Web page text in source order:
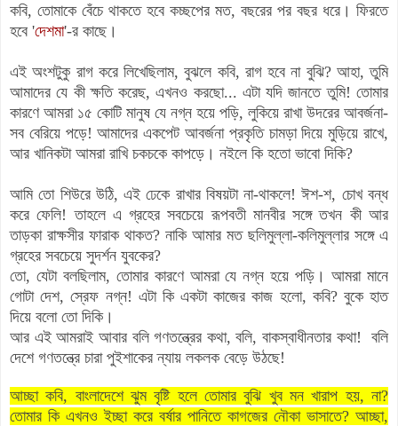
কবি, তোমাকে বেঁচে থাকতে হবে কচ্ছপের মত, বছরের পর বছর ধরে। ফিরতে
হবে 'দেশমা'-র কাছে।
এই অংশটুকু রাগ করে লিখেছিলাম, বুঝলে কবি, রাগ হবে না বুঝি? আহা, তুমি
আমাদেরযে কী ক্ষতি করেছ, এখনও করছো... এটা যদি জানতে তুমি! তোমার
কারণে আমরা ১৫ কোটি মানুষ যে নগ্ন হয়ে পড়ি, লুকিয়ে রাখা উদরের আবর্জনা-
সব বেরিয়ে পড়ে! আমাদের একপেট আবর্জনা প্রকৃতি চামড়া দিয়ে মুড়িয়ে রাখে,
আর খানিকটা আমরা রাখি চকচকে কাপড়ে। নইলে কি হতো ভাবো দিকি?
আমি তো শিউরে উঠি, এই ঢেকে রাখার বিষয়টা না-থাকলে! ঈশ-শ, চোখ বন্ধ
করে ফেলি! তাহলে এ গ্রহের সবচেয়ে রূপবতী মানবীর সঙ্গে তখন কী আর
তাড়কা রাক্ষসীর ফারাক থাকত? নাকি আমার মত ছলিমুল্লা-কলিমুল্লার সঙ্গে এ
গ্রহের সবচেয়ে সুদর্শন যুবকের?
তো, যেটা বলছিলাম, তোমার কারণে আমরা যে নগ্ন হয়ে পড়ি। আমরা মানে
গোটা দেশ, স্রেফ নগ্ন! এটা কি একটা কাজের কাজ হলো, কবি? বুকে হাত
দিয়ে বলো তো দিকি।
আর এই আমরাই আবার বলি গণতন্ত্রের কথা, বলি, বাকস্বাধীনতার কথা! বলি
দেশে গণতন্ত্রে চারা পুইশাকের ন্যায় লকলক বেড়ে উঠছে!
আচ্ছা কবি, বাংলাদেশে ঝুম বৃষ্টি হলে তোমার বুঝি খুব মন খারাপ হয়, না?
তোমার কি এখনও ইচ্ছা করে বর্ষার পানিতে কাগজের নৌকা ভাসাতে? আচ্ছা,